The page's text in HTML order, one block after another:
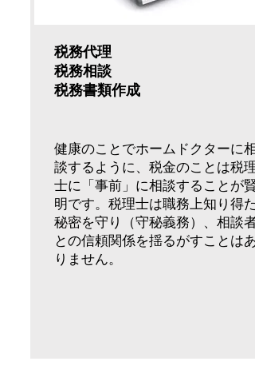
税務代理
税務相談
​税務書類作成
​​健康のことでホームドクターに相
談するように、税金のことは税理
士に「事前」に相談することが賢
明です。税理士は職務上知り得た
秘密を守り（守秘義務）、相談者
との信頼関係を揺るがすことはあ
りません。